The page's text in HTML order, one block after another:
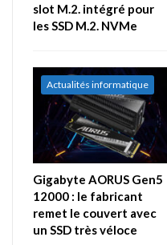
slot M.2. intégré pour
les SSD M.2. NVMe
Actualités informatique
Gigabyte AORUS Gen5
12000 : le fabricant
remet le couvert avec
un SSD très véloce